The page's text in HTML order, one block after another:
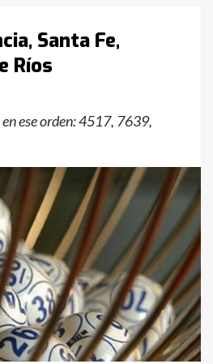
Santa Fe,
Ríos
ese orden: 4517, 7639,